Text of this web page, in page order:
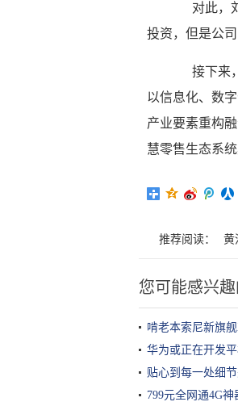
对此，刘
投资，但是公
接下来，
以信息化、数
产业要素重构
慧零售生态系
推荐阅读： 黄
您可能感兴
啃老本索尼新旗
华为或正在开发
贴心到每一处细
799元全网通4G